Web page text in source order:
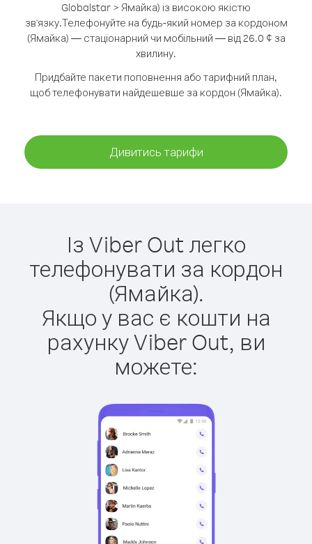
Globalstar > Ямайка) із високою якістю
зв'язку.Телефонуйте на будь-який номер за кордоном
(Ямайка) — стаціонарний чи мобільний — від 26.0 ¢ за
хвилину.
Придбайте пакети поповнення або тарифний план,
щоб телефонувати найдешевше за кордон (Ямайка).
Дивитись тарифи
Із Viber Out легко
телефонувати за кордон
(Ямайка).
Якщо у вас є кошти на
рахунку Viber Out, ви
можете: